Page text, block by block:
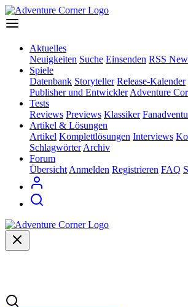
Aktuelles
Neuigkeiten Suche Einsenden RSS
Spiele
Datenbank Storyteller Release-Kalender
Publisher und Entwickler Adventure
Tests
Reviews Previews Klassiker
Artikel & Lösungen
Artikel Komplettlösungen Interviews
Schlagwörter Archiv
Forum
Übersicht Anmelden Registrieren FAQ